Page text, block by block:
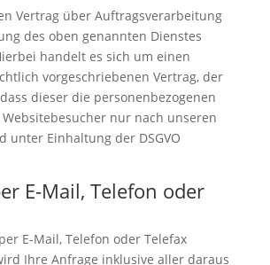
Vertrag über Auftragsverarbeitung
des oben genannten Dienstes
handelt es sich um einen
vorgeschriebenen Vertrag, der
dieser die personenbezogenen
nur nach unseren
unter Einhaltung der DSGVO
E-Mail, Telefon oder
E-Mail, Telefon oder Telefax
Ihre Anfrage inklusive aller daraus